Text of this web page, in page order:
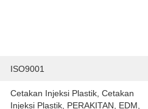
ISO9001
Cetakan Injeksi Plastik, Cetakan
Injeksi Plastik, PERAKITAN, EDM,